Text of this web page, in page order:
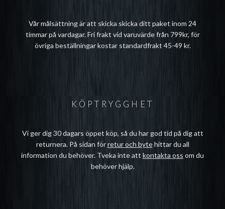
Vår målsättning är att skicka skicka ditt paket inom 24
timmar på vardagar. Fri frakt vid varuvärde från 799kr, för
övriga beställningar kostar standardfrakt 45-49 kr.
KÖPTRYGGHET
Vi ger dig 30 dagars öppet köp, så du har god tid på dig att
returnera. På sidan förretur och bytehittar du all
information du behöver. Tveka inte att kontakta oss om du
behöver hjälp.